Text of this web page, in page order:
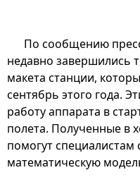
По сообщению
недавно завершились
макета станции,
сентябрь этого года.
работу аппарата в
полета. Полученные в
помогут специалистам
математическую